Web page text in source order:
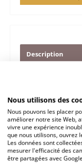
Description
sole foyère
Caractéristiques
Informations
Nous utilisons des
Nous pouvons les placer
améliorer notre site Web,
vivre une expérience
que nous utilisons, ouvrez
Les données sont
mesurer l'efficacité des
être partagées avec